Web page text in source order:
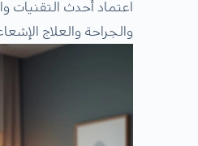
اعتماد أحدث التقنيات
والجراحة والعلاج